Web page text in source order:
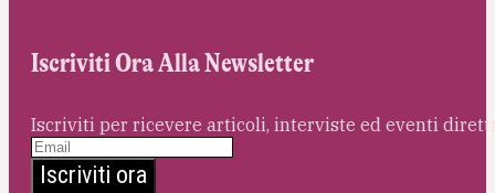
Iscriviti Ora Alla Newsletter
Iscriviti per ricevere articoli, interviste ed eventi
Iscriviti ora